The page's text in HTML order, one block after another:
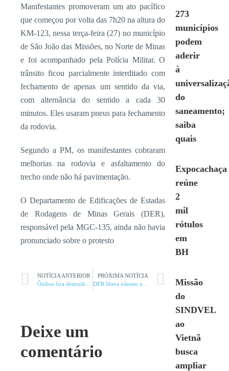
Manifestantes promoveram um ato pacífico
que começou por volta das 7h20 na altura do
KM-123, nessa terça-feira (27) no município
de São João das Missões, no Norte de Minas
e foi acompanhado pela Polícia Militar. O
trânsito ficou parcialmente interditado com
fechamento de apenas um sentido da via,
com alternância do sentido a cada 30
minutos. Eles usaram pneus para fechamento
da rodovia.
Segundo a PM, os manifestantes cobraram
melhorias na rodovia e asfaltamento do
trecho onde não há pavimentação.
O Departamento de Edificações de Estadas
de Rodagens de Minas Gerais (DER),
responsável pela MGC-135, ainda não havia
pronunciado sobre o protesto
NOTÍCIA ANTERIOR
PRÓXIMA NOTÍCIA
Deixe um
comentário
273
municípios
podem
aderir
à
do
saneamento;
saiba
quais
Expocachaça
reúne
2
mil
rótulos
em
BH
Missão
do
SINDVEL
ao
Vietnã
busca
ampliar